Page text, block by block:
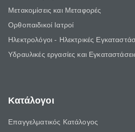
Μετακομίσεις και Μεταφορές
Ορθοπαιδικοί Ιατροί
Ηλεκτρολόγοι - Ηλεκτρικές
Υδραυλικές εργασίες και
Κατάλογοι
Επαγγελματικός Κατάλογος